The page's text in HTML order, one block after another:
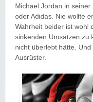
Michael Jordan in
oder Adidas. Nie wollte
Wahrheit beider ist wohl
sinkenden Umsätzen zu
nicht überlebt hätte.
Ausrüster.